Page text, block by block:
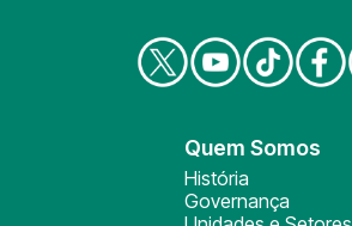
Quem Somos
História
Governança